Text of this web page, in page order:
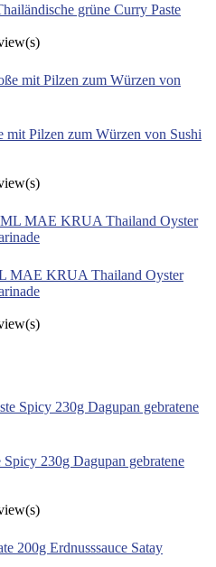
grüne Curry Paste
mit Pilzen zum Würzen von Sushi
MAE KRUA Thailand Oyster
230g Dagupan gebratene